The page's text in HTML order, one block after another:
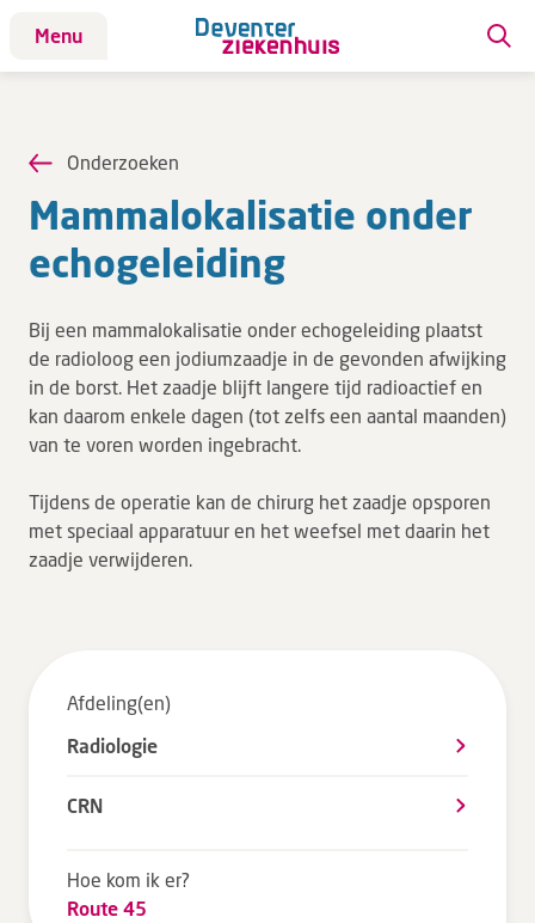
Menu
Patiënt
Afdelingen
Afspraak maken
Bloedafname
Kinderwebsite
Onderzoeken
Opname & ontslag
Polikliniekbezoek
Specialisten
Tarieven en vergoeding
Bezoek
Werken bij DZ
Leren
Onderzoeken
Mam­ma­lo­ka­li­sa­tie onder
echo­ge­l­ei­ding
Bij een mammalokalisatie onder echogeleiding plaatst
de radioloog een jodiumzaadje in de gevonden afwijking
in de borst. Het zaadje blijft langere tijd radioactief en
kan daarom enkele dagen (tot zelfs een aantal maanden)
van te voren worden ingebracht.
Tijdens de operatie kan de chirurg het zaadje opsporen
met speciaal apparatuur en het weefsel met daarin het
zaadje verwijderen.
Afdeling(en)
Radiologie
CRN
Hoe kom ik er?
Route 45